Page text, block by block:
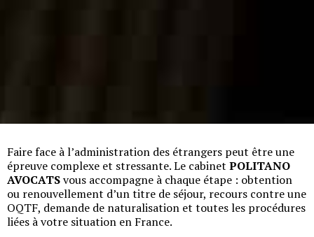
Faire face à l’administration des étrangers peut être une
épreuve complexe et stressante. Le cabinet POLITANO
AVOCATSvous accompagne à chaque étape : obtention
ou renouvellement d’un titre de séjour, recours contre une
OQTF, demande de naturalisation et toutes les procédures
liées à votre situation en France.